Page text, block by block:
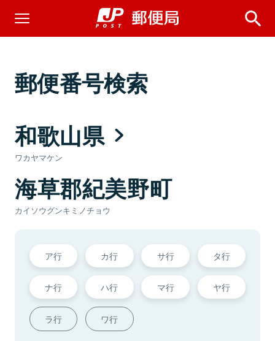
郵便番号検索
和歌山県
ワカヤマケン
海草郡紀美野町
カイソウグンキミノチョウ
ア行 カ行 サ行 タ行
ナ行 ハ行 マ行 ヤ行
ラ行 ワ行